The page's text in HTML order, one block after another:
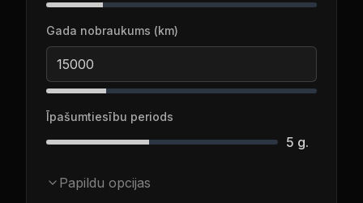
Gada nobraukums (km)
Īpašumtiesību periods
5 g.
Papildu opcijas